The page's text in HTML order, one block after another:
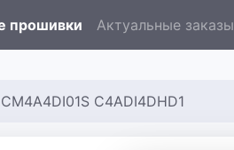
прошивки Актуальные заказы
C4ADI4DHD1